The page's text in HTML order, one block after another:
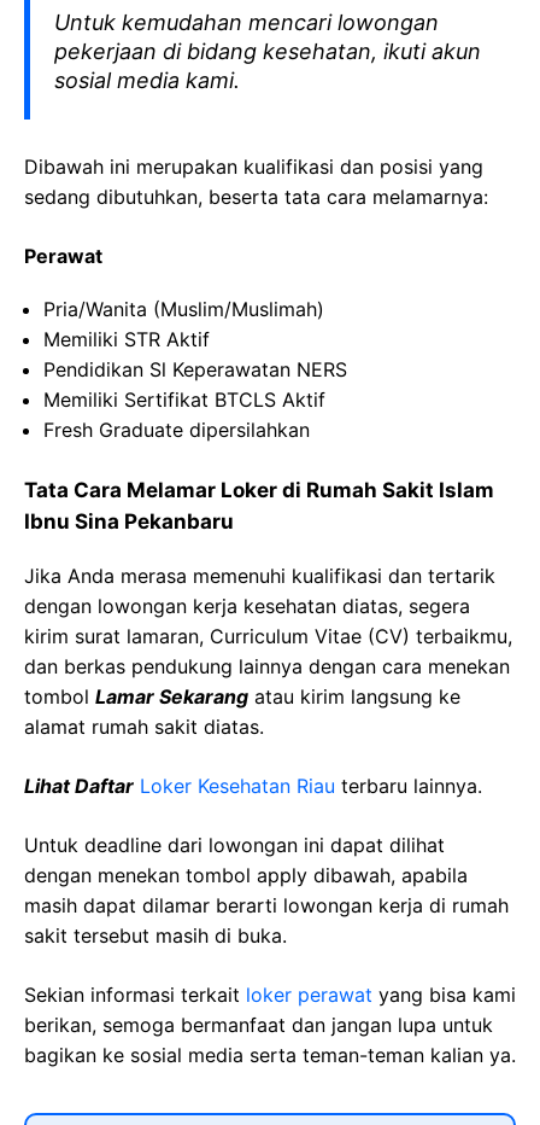
Untuk kemudahan mencari lowongan
pekerjaan di bidang kesehatan, ikuti akun
sosial media kami.
Dibawah ini merupakan kualifikasi dan posisi yang
sedang dibutuhkan, beserta tata cara melamarnya:
Perawat
Pria/Wanita (Muslim/Muslimah)
Memiliki STR Aktif
Pendidikan Sl Keperawatan NERS
Memiliki Sertifikat BTCLS Aktif
Fresh Graduate dipersilahkan
Tata Cara Melamar Loker di Rumah Sakit Islam
Ibnu Sina Pekanbaru
Jika Anda merasa memenuhi kualifikasi dan tertarik
dengan lowongan kerja kesehatan diatas, segera
kirim surat lamaran, Curriculum Vitae (CV) terbaikmu,
dan berkas pendukung lainnya dengan cara menekan
tombol Lamar Sekarang atau kirim langsung ke
alamat rumah sakit diatas.
Lihat Daftar Loker Kesehatan Riau terbaru lainnya.
Untuk deadline dari lowongan ini dapat dilihat
dengan menekan tombol apply dibawah, apabila
masih dapat dilamar berarti lowongan kerja di rumah
sakit tersebut masih di buka.
Sekian informasi terkait loker perawat yang bisa kami
berikan, semoga bermanfaat dan jangan lupa untuk
bagikan ke sosial media serta teman-teman kalian ya.